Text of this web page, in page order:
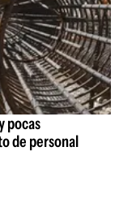
pocas
de personal